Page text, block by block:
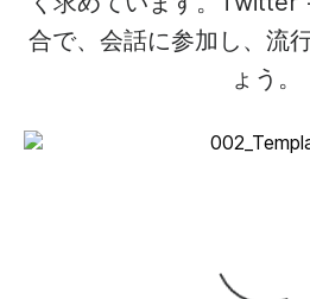
合で、会話に参加し、流
ょう。